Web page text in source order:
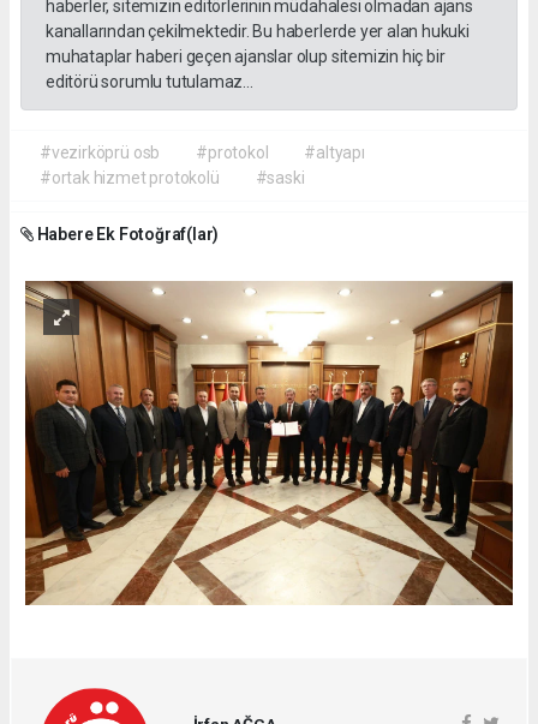
haberler, sitemizin editörlerinin müdahalesi olmadan ajans
kanallarından çekilmektedir. Bu haberlerde yer alan hukuki
muhataplar haberi geçen ajanslar olup sitemizin hiç bir
editörü sorumlu tutulamaz...
#vezirköprü osb #protokol
#altyapı
#ortak hizmet protokolü
#saski
Habere Ek Fotoğraf(lar)